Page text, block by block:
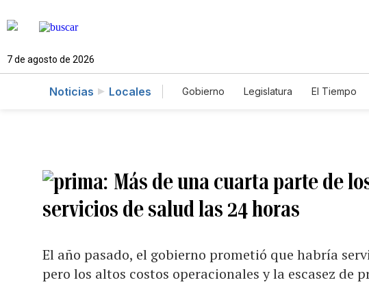
7 de agosto de 2026
Noticias Locales Gobierno Legislatura El Tiempo
Más de una cuarta parte de
servicios de salud las 24 horas
El año pasado, el gobierno prometió que habría
pero los altos costos operacionales y la escasez de